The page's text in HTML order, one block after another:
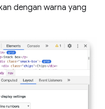
dengan warna yang